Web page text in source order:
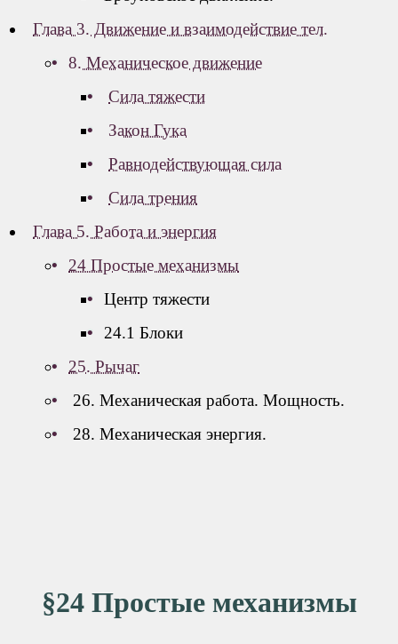
Глава 3. Движение и взаимодействие тел.
8. Механическое движение
Сила тяжести
Закон Гука
Равнодействующая сила
Сила трения
Глава 5. Работа и энергия
24 Простые механизмы
Центр тяжести
24.1 Блоки
25. Рычаг
26. Механическая работа. Мощность.
28. Механическая энергия.
§24 Простые механизмы